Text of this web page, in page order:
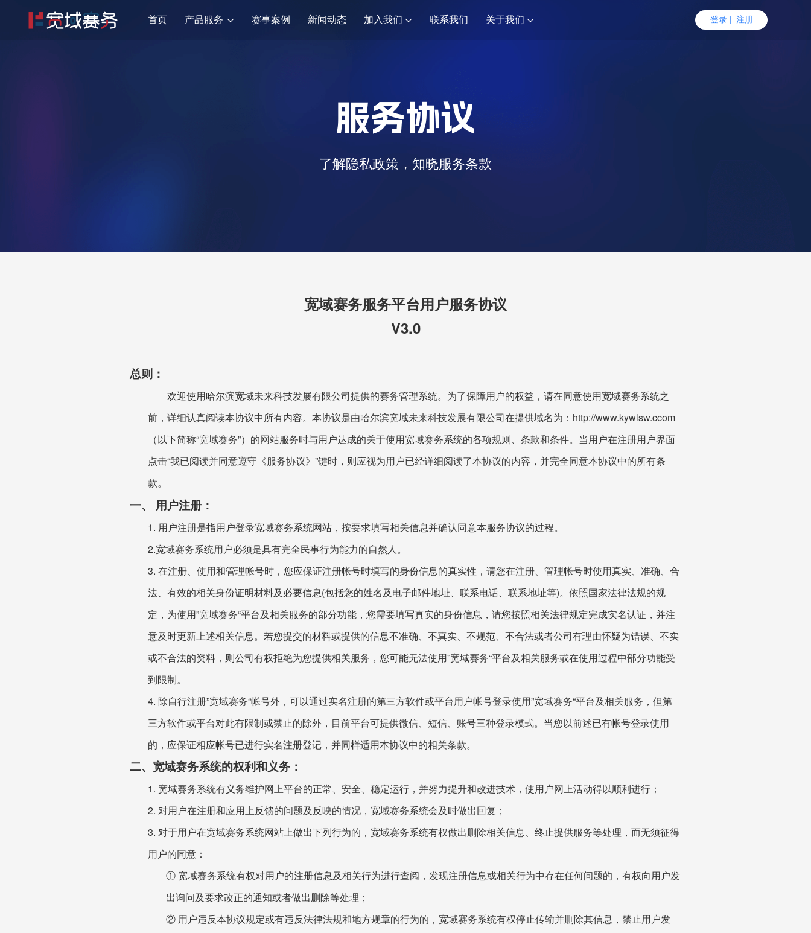
首页 产品服务 赛事案例 新闻动态 加入我们 联系我们 关于我们 登录| 注册
服务协议
了解隐私政策，知晓服务条款
宽域赛务服务平台用户服务协议
V3.0
总则：
欢迎使用哈尔滨宽域未来科技发展有限公司提供的赛务管理系统。为了保障用户的权益，请在同意使用宽域赛务系统之
前，详细认真阅读本协议中所有内容。本协议是由哈尔滨宽域未来科技发展有限公司在提供域名为：http://www.kywlsw.ccom
（以下简称“宽域赛务”）的网站服务时与用户达成的关于使用宽域赛务系统的各项规则、条款和条件。当用户在注册用户界面
点击“我已阅读并同意遵守《服务协议》”键时，则应视为用户已经详细阅读了本协议的内容，并完全同意本协议中的所有条
款。
一、 用户注册：
1. 用户注册是指用户登录宽域赛务系统网站，按要求填写相关信息并确认同意本服务协议的过程。
2.宽域赛务系统用户必须是具有完全民事行为能力的自然人。
3. 在注册、使用和管理帐号时，您应保证注册帐号时填写的身份信息的真实性，请您在注册、管理帐号时使用真实、准确、合
法、有效的相关身份证明材料及必要信息(包括您的姓名及电子邮件地址、联系电话、联系地址等)。依照国家法律法规的规
定，为使用”宽域赛务“平台及相关服务的部分功能，您需要填写真实的身份信息，请您按照相关法律规定完成实名认证，并注
意及时更新上述相关信息。若您提交的材料或提供的信息不准确、不真实、不规范、不合法或者公司有理由怀疑为错误、不实
或不合法的资料，则公司有权拒绝为您提供相关服务，您可能无法使用”宽域赛务“平台及相关服务或在使用过程中部分功能受
到限制。
4. 除自行注册”宽域赛务“帐号外，可以通过实名注册的第三方软件或平台用户帐号登录使用”宽域赛务“平台及相关服务，但第
三方软件或平台对此有限制或禁止的除外，目前平台可提供微信、短信、账号三种登录模式。当您以前述已有帐号登录使用
的，应保证相应帐号已进行实名注册登记，并同样适用本协议中的相关条款。
二、宽域赛务系统的权利和义务：
1. 宽域赛务系统有义务维护网上平台的正常、安全、稳定运行，并努力提升和改进技术，使用户网上活动得以顺利进行；
2. 对用户在注册和应用上反馈的问题及反映的情况，宽域赛务系统会及时做出回复；
3. 对于用户在宽域赛务系统网站上做出下列行为的，宽域赛务系统有权做出删除相关信息、终止提供服务等处理，而无须征得
用户的同意：
① 宽域赛务系统有权对用户的注册信息及相关行为进行查阅，发现注册信息或相关行为中存在任何问题的，有权向用户发
出询问及要求改正的通知或者做出删除等处理；
② 用户违反本协议规定或有违反法律法规和地方规章的行为的，宽域赛务系统有权停止传输并删除其信息，禁止用户发